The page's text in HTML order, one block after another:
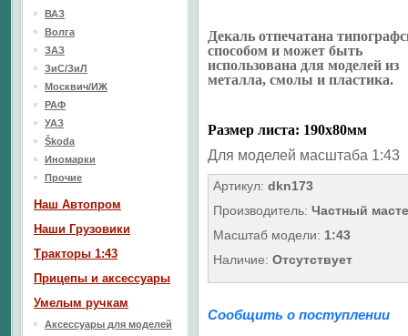
Декаль отпечатана
способом и может быть
использована для моделей из
металла, смолы и пластика.
Размер листа: 190х80мм
Для моделей масштаба 1:43
Артикул: dkn173
Производитель: Частный
Масштаб модели: 1:43
Наличие: Отсутствует
Сообщить о поступлении
ВАЗ
Волга
ЗАЗ
ЗиС/ЗиЛ
Москвич/ИЖ
РАФ
УАЗ
Škoda
Иномарки
Прочие
Наш Aвтопром
Наши Грузовики
Тракторы 1:43
Прицепы и аксессуары
Умелым ручкам
Аксессуары для моделей